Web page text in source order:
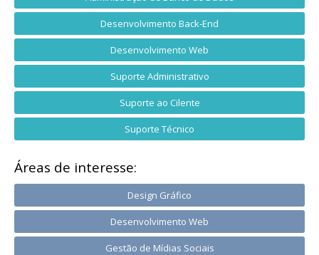
Desenvolvimento Back-End
Desenvolvimento Web
Suporte Administrativo
Suporte ao Cilente
Suporte Técnico
Áreas de interesse:
Design Gráfico
Desenvolvimento Web
Gestão de Mídias Sociais